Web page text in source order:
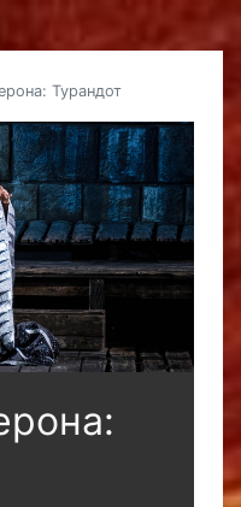
Турандот